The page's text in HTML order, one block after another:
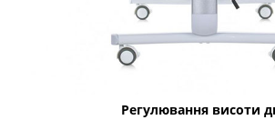
Регулювання висоти